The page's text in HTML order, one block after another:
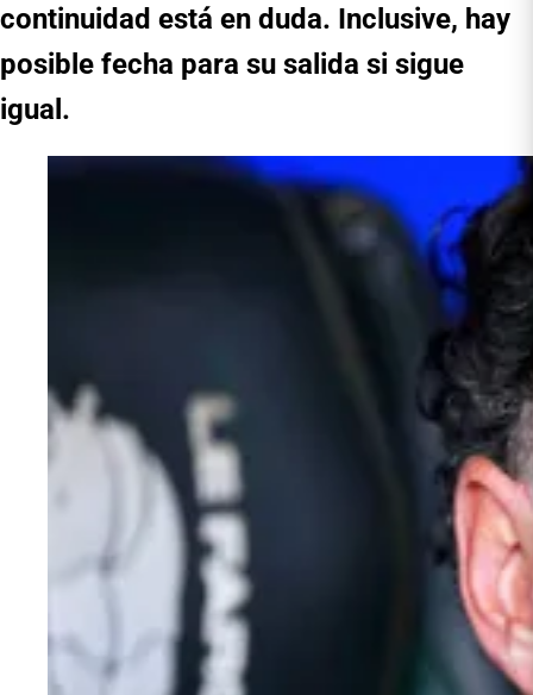
continuidad está en duda. Inclusive, hay
posible fecha para su salida si sigue
igual.